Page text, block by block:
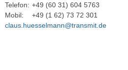
Telefon: +49 (60 31) 604 5763
Mobil:
+49 (1 62) 73 72 301
claus.huesselmann@transmit.de